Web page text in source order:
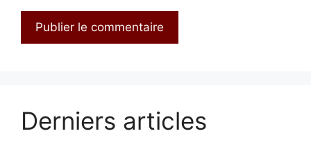
Derniers articles